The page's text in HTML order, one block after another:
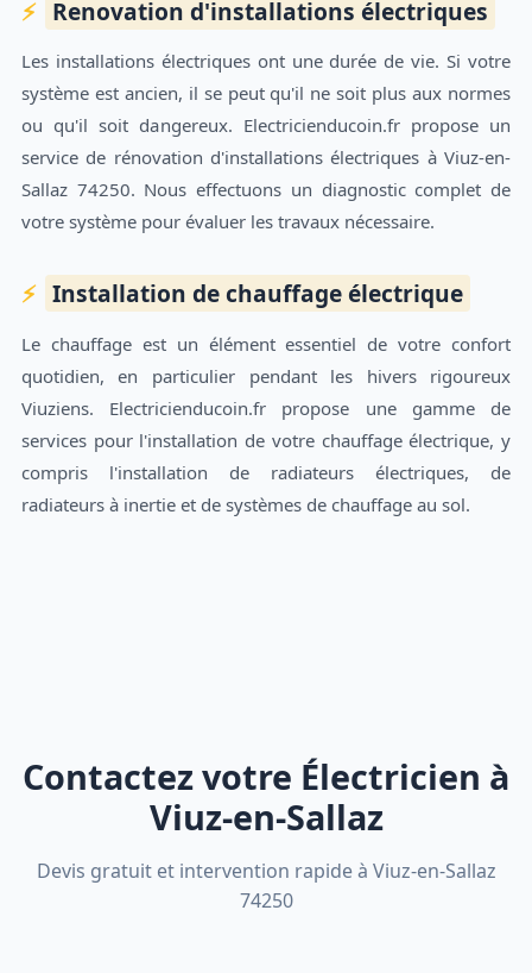
Renovation d'installations électriques
Les installations électriques ont une durée de vie. Si votre
système est ancien, il se peut qu'il ne soit plus aux normes
ou qu'il soit dangereux. Electricienducoin.fr propose un
service de rénovation d'installations électriques à Viuz-en-
Sallaz 74250. Nous effectuons un diagnostic complet de
votre système pour évaluer les travaux nécessaire.
Installation de chauffage électrique
Le chauffage est un élément essentiel de votre confort
quotidien, en particulier pendant les hivers rigoureux
Viuziens. Electricienducoin.fr propose une gamme de
services pour l'installation de votre chauffage électrique, y
compris l'installation de radiateurs électriques, de
radiateurs à inertie et de systèmes de chauffage au sol.
Contactez votre Électricien à
Viuz-en-Sallaz
Devis gratuit et intervention rapide à Viuz-en-Sallaz
74250